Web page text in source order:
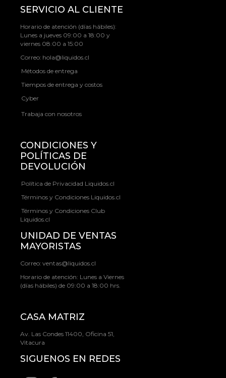
SERVICIO AL CLIENTE
Horario de atención (días hábiles):
Lunes a jueves 09:00 a 18:00 y
viernes 08:00 a 15:00
Correo: hola@liquidos.cl
Métodos de entrega
Tiempos de entrega y costos
Cyber
Trabaja con nosotros
CONDICIONES Y
POLÍTICAS DE
DEVOLUCIÓN
Política de Privacidad Liquidos.cl
Términos y Condiciones Liquidos.cl
Términos y Condiciones Club
Liquidos.cl
UNIDAD DE VENTAS
MAYORISTAS
Correo: ventas@liquidos.cl
Horario de atención: Lunes a Viernes
(días hábiles) de 09:00 a 18:00 hrs.
CASA MATRIZ
Av. Las Condes 11400, Oficina 51,
Vitacura
SIGUENOS EN REDES